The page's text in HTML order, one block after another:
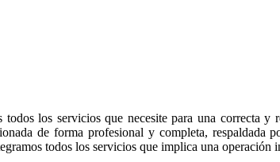
todos los servicios que necesite para una correcta
de forma profesional y completa,
todos los servicios que implica una